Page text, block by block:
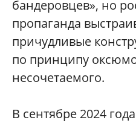
бандеровцев», но
пропаганда
причудливые
по принципу
несочетаемого.
В сентябре 2024